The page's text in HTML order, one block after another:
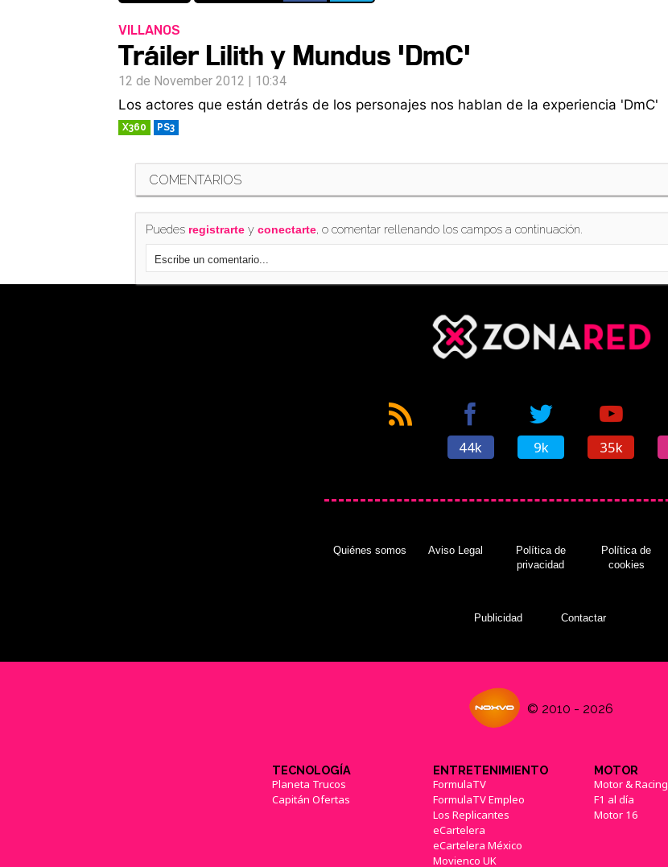
VILLANOS
Tráiler Lilith y Mundus 'DmC'
12 de November 2012 | 10:34
Los actores que están detrás de los personajes nos hablan de la experiencia 'DmC'
X360 PS3
COMENTARIOS
Puedes registrartey conectarte, o comentar rellenando los campos a continuación.
44k 9k 35k
Quiénes somos Aviso Legal
Política de
privacidad
Política de
cookies
Publicidad Contactar
© 2010 - 2026
TECNOLOGÍA
Planeta Trucos
Capitán Ofertas
ENTRETENIMIENTO
FormulaTV
FormulaTV Empleo
Los Replicantes
eCartelera
eCartelera México
Movienco UK
MOTOR
Motor & Racing
F1 al día
Motor 16